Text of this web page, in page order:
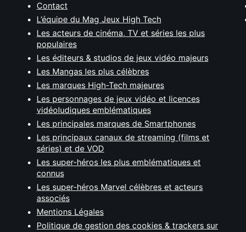
Contact
L’équipe du Mag Jeux High Tech
Les acteurs de cinéma, TV et séries les plus
populaires
Les éditeurs & studios de jeux vidéo majeurs
Les Mangas les plus célèbres
Les marques High-Tech majeures
Les personnages de jeux vidéo et licences
vidéoludiques emblématiques
Les principales marques de Smartphones
Les principaux canaux de streaming (films et
séries) et de VOD
Les super-héros les plus emblématiques et
connus
Les super-héros Marvel célèbres et acteurs
associés
Mentions Légales
Politique de gestion des cookies & trackers sur